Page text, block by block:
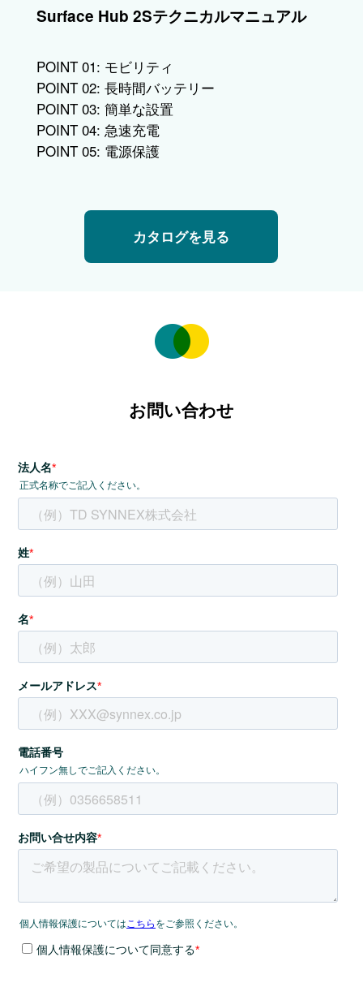
Surface Hub 2Sテクニカルマニュアル
POINT 01: モビリティ
POINT 02: 長時間バッテリー
POINT 03: 簡単な設置
POINT 04: 急速充電
POINT 05: 電源保護
カタログを見る
お問い合わせ